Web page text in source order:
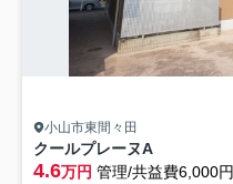
小山市東間々田
クールプレーヌA
4.6万円 管理/共益費6,000円